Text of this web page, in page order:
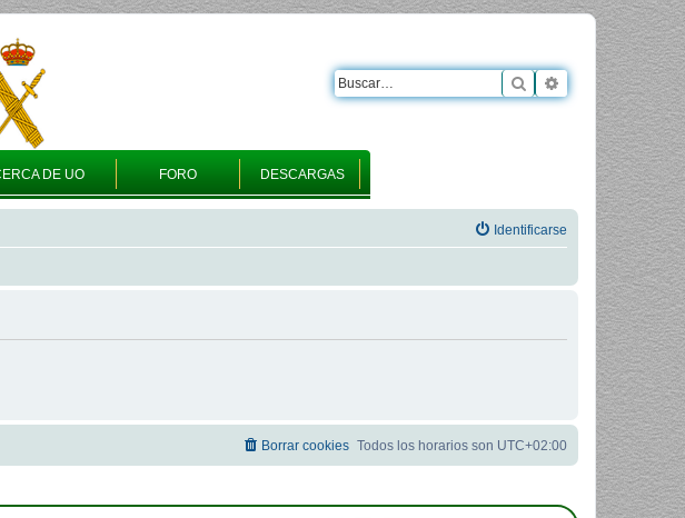
DE UO FORO DESCARGAS
Buscar Búsqueda
Identificarse
Todos los horarios son UTC+02:00
Borrar cookies